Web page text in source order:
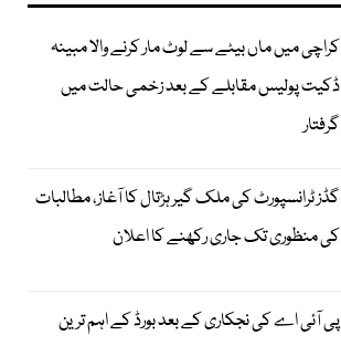
کراچی میں ماں بیٹے سے لوٹ مار کرنے والا مبینہ
ڈکیت پولیس مقابلے کے بعد زخمی حالت میں
گرفتار
گڈز ٹرانسپورٹ کی ملک گیر ہڑتال کا آغاز، مطالبات
کی منظوری تک جاری رکھنے کا اعلان
پی آئی اے کی نجکاری کے بعد بورڈ کے اہم ترین